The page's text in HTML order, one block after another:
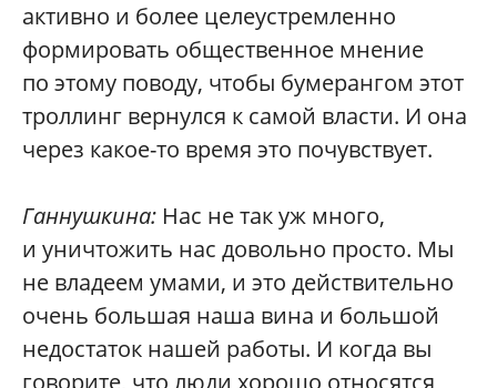
активно и более целеустремленно
формировать общественное мнение
по этому поводу, чтобы бумерангом этот
троллинг вернулся к самой власти. И она
через какое-то время это почувствует.
Ганнушкина: Нас не так уж много,
и уничтожить нас довольно просто. Мы
не владеем умами, и это действительно
очень большая наша вина и большой
недостаток нашей работы. И когда вы